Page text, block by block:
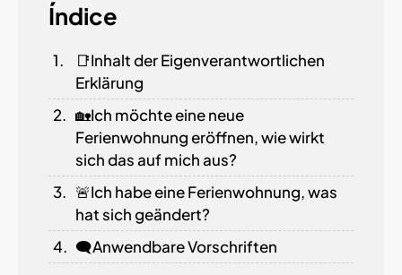
Índice
📑Inhalt der Eigenverantwortlichen
Erklärung
🏡Ich möchte eine neue
Ferienwohnung eröffnen, wie wirkt
sich das auf mich aus?
🚨Ich habe eine Ferienwohnung, was
hat sich geändert?
🗨Anwendbare Vorschriften